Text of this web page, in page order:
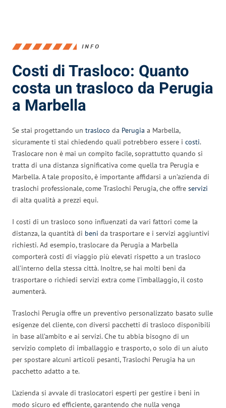
INFO
Costi di Trasloco: Quanto
costa un trasloco da Perugia
a Marbella
Se stai progettando un trasloco da Perugia a Marbella,
sicuramente ti stai chiedendo quali potrebbero essere i costi.
Traslocare non è mai un compito facile, soprattutto quando si
tratta di una distanza significativa come quella tra Perugia e
Marbella. A tale proposito, è importante affidarsi a un’azienda di
traslochi professionale, come Traslochi Perugia, che offre servizi
di alta qualità a prezzi equi.
I costi di un trasloco sono influenzati da vari fattori come la
distanza, la quantità di beni da trasportare e i servizi aggiuntivi
richiesti. Ad esempio, traslocare da Perugia a Marbella
comporterà costi di viaggio più elevati rispetto a un trasloco
all’interno della stessa città. Inoltre, se hai molti beni da
trasportare o richiedi servizi extra come l’imballaggio, il costo
aumenterà.
Traslochi Perugia offre un preventivo personalizzato basato sulle
esigenze del cliente, con diversi pacchetti di trasloco disponibili
in base all’ambito e ai servizi. Che tu abbia bisogno di un
servizio completo di imballaggio e trasporto, o solo di un aiuto
per spostare alcuni articoli pesanti, Traslochi Perugia ha un
pacchetto adatto a te.
L’azienda si avvale di traslocatori esperti per gestire i beni in
modo sicuro ed efficiente, garantendo che nulla venga